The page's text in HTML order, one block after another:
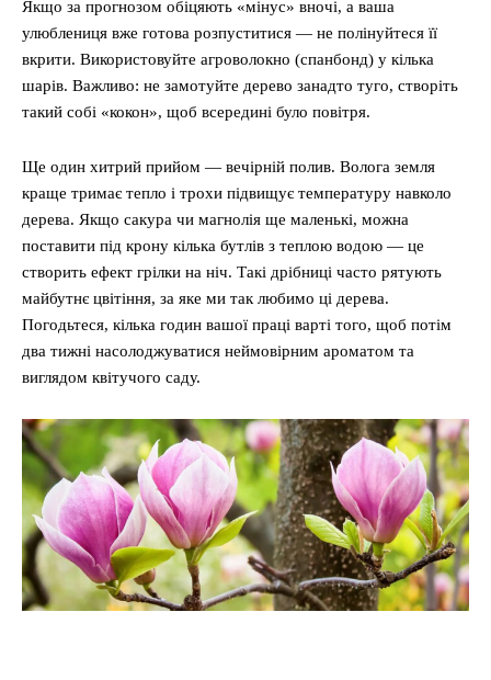
Якщо за прогнозом обіцяють «мінус» вночі, а ваша
улюблениця вже готова розпуститися — не полінуйтеся її
вкрити. Використовуйте агроволокно (спанбонд) у кілька
шарів. Важливо: не замотуйте дерево занадто туго, створіть
такий собі «кокон», щоб всередині було повітря.
Ще один хитрий прийом — вечірній полив. Волога земля
краще тримає тепло і трохи підвищує температуру навколо
дерева. Якщо сакура чи магнолія ще маленькі, можна
поставити під крону кілька бутлів з теплою водою — це
створить ефект грілки на ніч. Такі дрібниці часто рятують
майбутнє цвітіння, за яке ми так любимо ці дерева.
Погодьтеся, кілька годин вашої праці варті того, щоб потім
два тижні насолоджуватися неймовірним ароматом та
виглядом квітучого саду.